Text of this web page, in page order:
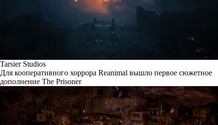
Tarsier Studios
Для кооперативного хоррора Reanimal вышло первое сюжетное
дополнение The Prisoner